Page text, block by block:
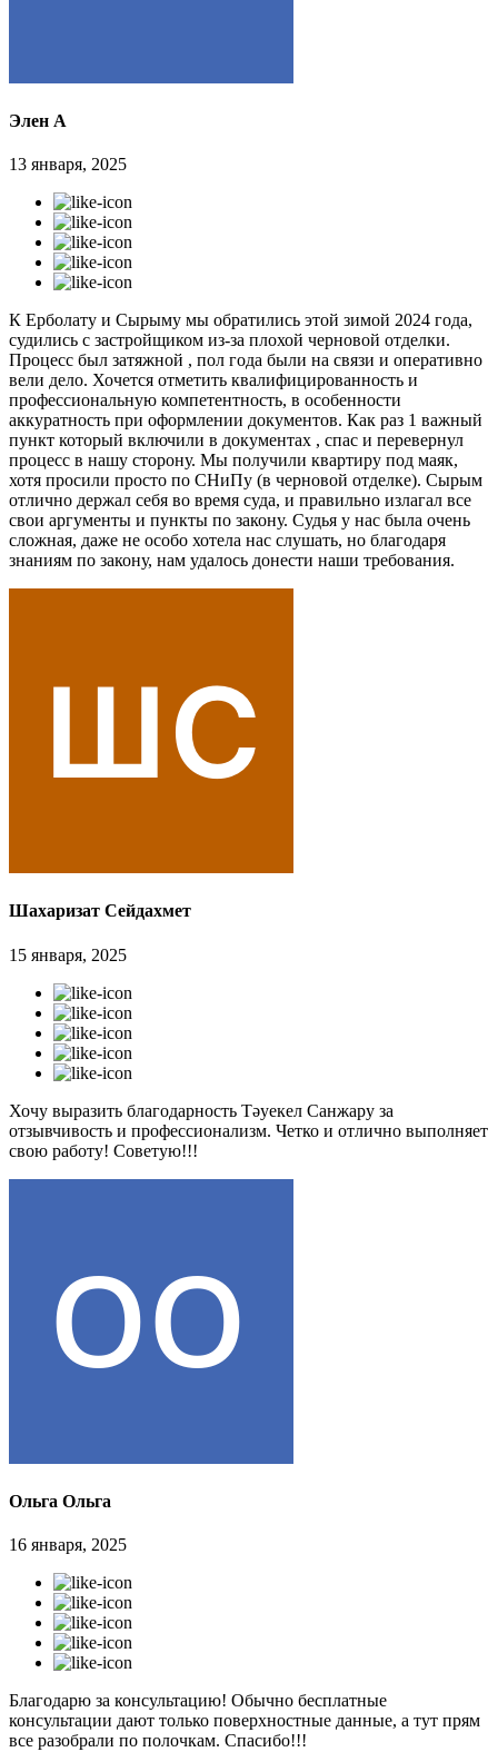
Элен А
13 января, 2025
К Ерболату и Сырыму мы обратились этой зимой 2024 года,
судились с застройщиком из-за плохой черновой отделки.
Процесс был затяжной , пол года были на связи и оперативно
вели дело. Хочется отметить квалифицированность и
профессиональную компетентность, в особенности
аккуратность при оформлении документов. Как раз 1 важный
пункт который включили в документах , спас и перевернул
процесс в нашу сторону. Мы получили квартиру под маяк,
хотя просили просто по СНиПу (в черновой отделке). Сырым
отлично держал себя во время суда, и правильно излагал все
свои аргументы и пункты по закону. Судья у нас была очень
сложная, даже не особо хотела нас слушать, но благодаря
знаниям по закону, нам удалось донести наши требования.
Шахаризат Сейдахмет
15 января, 2025
Хочу выразить благодарность Тәуекел Санжару за
отзывчивость и профессионализм. Четко и отлично выполняет
свою работу! Советую!!!
Ольга Ольга
16 января, 2025
Благодарю за консультацию! Обычно бесплатные
консультации дают только поверхностные данные, а тут прям
все разобрали по полочкам. Спасибо!!!